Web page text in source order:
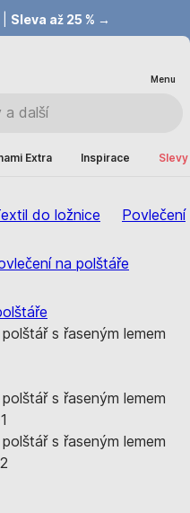
Sleva až 25 % →
40 % →
Menu
Extra Inspirace
do ložnice Povlečení
na polštáře